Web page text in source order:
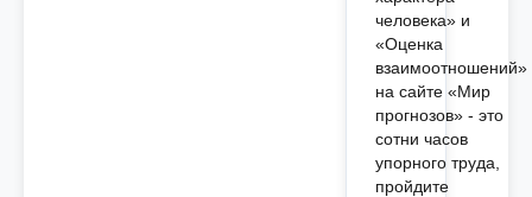
человека» и
«Оценка
взаимоотношений»
на сайте «Мир
прогнозов» - это
сотни часов
упорного труда,
пройдите